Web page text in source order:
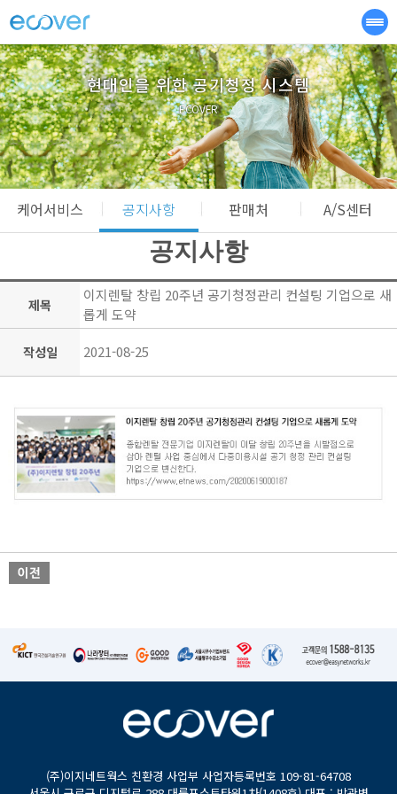
현대인을 위한 공기청정 시스템
ECOVER
케어서비스 공지사항 판매처 A/S센터
공지사항
제목
이지렌탈 창립 20주년 공기청정관리 컨설팅 기업으로 새
롭게 도약
작성일 2021-08-25
(주)이지네트웍스 친환경 사업부 사업자등록번호 109-81-64708